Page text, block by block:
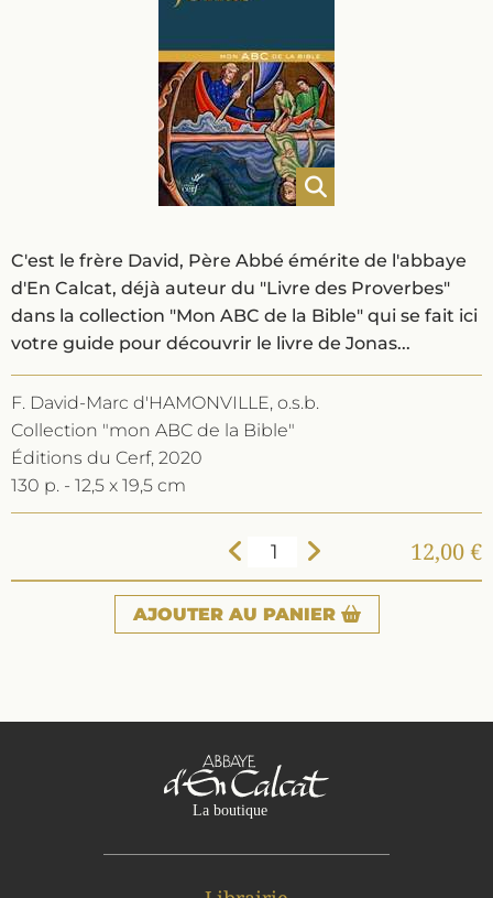
C'est le frère David, Père Abbé émérite de l'abbaye
d'En Calcat, déjà auteur du "Livre des Proverbes"
dans la collection "Mon ABC de la Bible" qui se fait ici
votre guide pour découvrir le livre de Jonas...
F. David-Marc d'HAMONVILLE, o.s.b.
Collection "mon ABC de la Bible"
Éditions du Cerf, 2020
130 p. - 12,5 x 19,5 cm
12,00 €
AJOUTER AU PANIER